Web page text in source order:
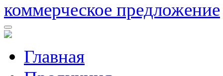
коммерческое предложение
Главная